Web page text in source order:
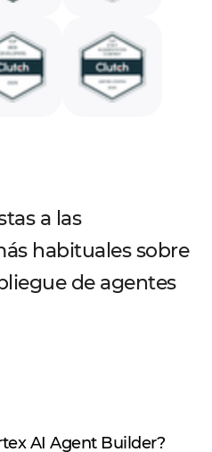
a las
habituales sobre
de agentes
AI Agent Builder?